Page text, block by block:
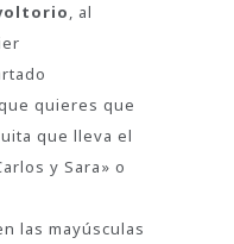
, al
quieres que
que lleva el
y Sara» o
las mayúsculas